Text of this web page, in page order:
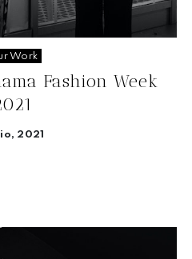
Work
Fashion Week
2021